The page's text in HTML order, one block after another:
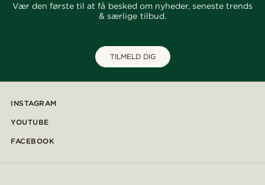
Vær den første til at få besked om nyheder, seneste trends
& særlige tilbud.
TILMELD DIG
INSTAGRAM
YOUTUBE
FACEBOOK